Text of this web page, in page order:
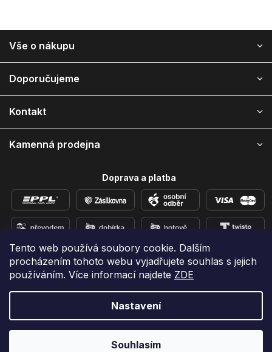
Tento web používá soubory cookie. Dalším
procházením tohoto webu vyjadřujete souhlas s jejich
používáním. Více informací najdete ZDE
Nastavení
Souhlasím
p
Vše o nákupu
Doporučujeme
Kontakt
Kamenná prodejna
Doprava a platba
Přidejte se k nám na sítích
Vytvořil Shoptet
e-shop iPhoneLab.cz